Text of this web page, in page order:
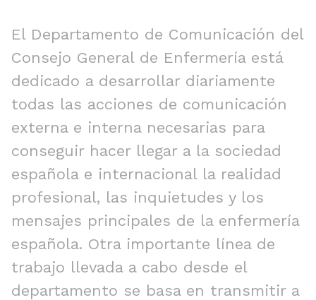
El Departamento de Comunicación del
Consejo General de Enfermería está
dedicado a desarrollar diariamente
todas las acciones de comunicación
externa e interna necesarias para
conseguir hacer llegar a la sociedad
española e internacional la realidad
profesional, las inquietudes y los
mensajes principales de la enfermería
española. Otra importante línea de
trabajo llevada a cabo desde el
departamento se basa en transmitir a